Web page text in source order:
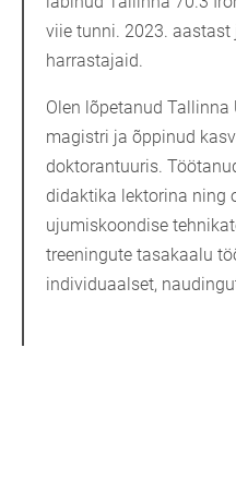
viie tunni. 2023.
harrastajaid.
Olen lõpetanud
magistri ja õppinud
doktorantuuris.
didaktika lektorina ning
ujumiskoondise
treeningute tasakaalu
individuaalset,